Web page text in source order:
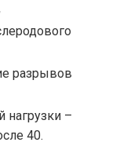
разрывов
нагрузки –
40.